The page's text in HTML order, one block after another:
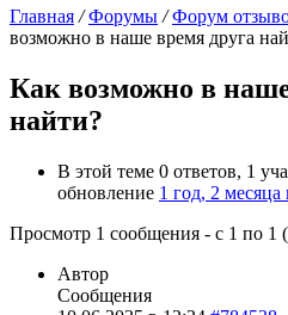
Главная / Форумы / Форум
возможно в наше время друга
Как возможно в
найти?
В этой теме 0 ответов, 1
обновление 1 год, 2 месяца
Просмотр 1 сообщения - с 1 по 1
Автор
Сообщения